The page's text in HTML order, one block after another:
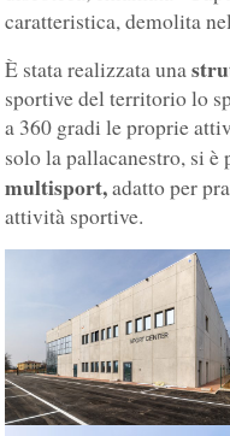
caratteristica, demolita
È stata realizzata una
sportive del territorio lo
a 360 gradi le proprie
solo la pallacanestro, si è
multisport,adatto per
attività sportive.